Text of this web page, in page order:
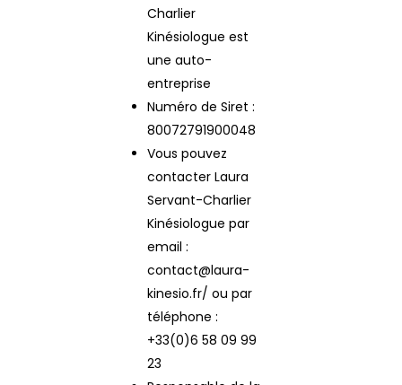
Charlier
Kinésiologue est
une auto-
entreprise
Numéro de Siret :
80072791900048
Vous pouvez
contacter Laura
Servant-Charlier
Kinésiologue par
email :
contact@laura-
kinesio.fr/ ou par
téléphone :
+33(0)6 58 09 99
23